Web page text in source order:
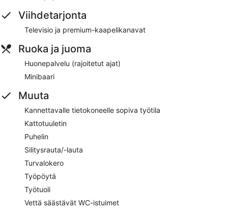
Viihdetarjonta
Televisio ja premium-kaapelikanavat
Ruoka ja juoma
Huonepalvelu (rajoitetut ajat)
Minibaari
Muuta
Kannettavalle tietokoneelle sopiva työtila
Kattotuuletin
Puhelin
Silitysrauta/-lauta
Turvalokero
Työpöytä
Työtuoli
Vettä säästävät WC-istuimet